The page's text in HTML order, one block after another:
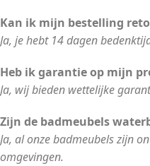
Kan ik mijn bestelling
Ja, je hebt 14 dagen
Heb ik garantie op mijn
Ja, wij bieden wettelijke
Zijn de badmeubels
Ja, al onze badmeubels zijn
omgevingen.